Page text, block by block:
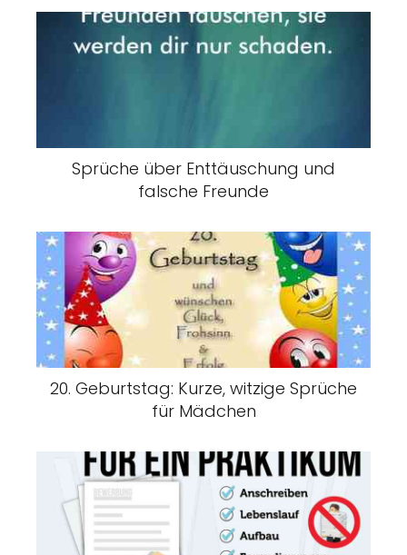
Sprüche über Enttäuschung und
falsche Freunde
20. Geburtstag: Kurze, witzige Sprüche
für Mädchen